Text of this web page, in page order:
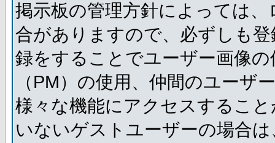
掲示板の管理方針によっては
合がありますので、必ずしも
録をすることでユーザー画像
（PM）の使用、仲間のユーザ
様々な機能にアクセスするこ
いないゲストユーザーの場合